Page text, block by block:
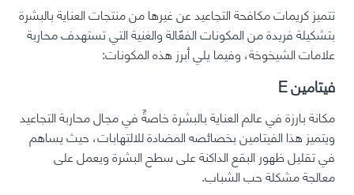
تتميز كريمات مكافحة التجاعيد عن غيرها من منتجات العناية بالبشرة
بتشكيلة فريدة من المكونات الفعّالة والغنية التي تستهدف محاربة
علامات الشيخوخة، وفيما يلي أبرز هذه المكونات:
فيتامين E
مكانة بارزة في عالم العناية بالبشرة خاصةً في مجال محاربة التجاعيد
ويتميز هذا الفيتامين بخصائصه المضادة للالتهابات، حيث يساهم
في تقليل ظهور البقع الداكنة على سطح البشرة ويعمل على
معالجة مشكلة حب الشباب.